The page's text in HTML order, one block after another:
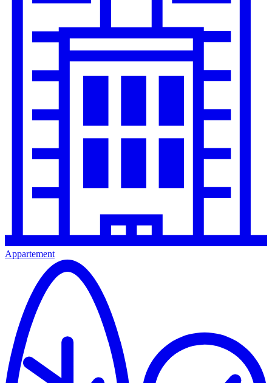
Appartement